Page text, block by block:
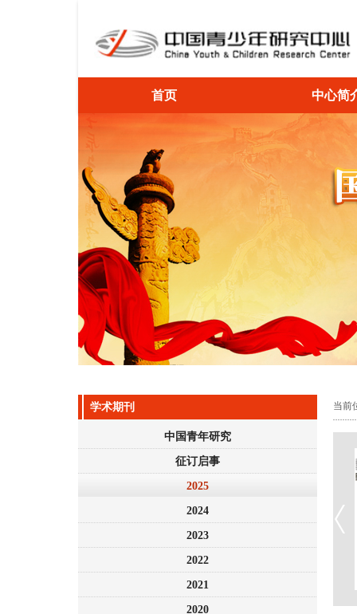
首页 中心简
学术期刊
中国青年研究
征订启事
2025
2024
2023
2022
2021
2020
当前